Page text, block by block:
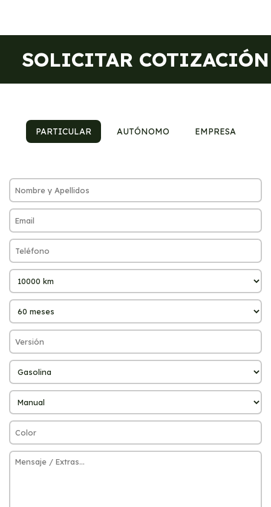
SOLICITAR COTIZACIÓN
PARTICULAR AUTÓNOMO EMPRESA